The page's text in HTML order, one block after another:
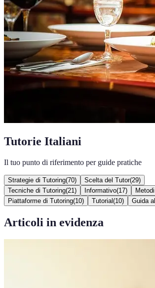
Tutorie Italiani
Il tuo punto di riferimento per guide pratiche
Strategie di Tutoring(70) Scelta del Tutor(29)
Tecniche di Tutoring(21 ) Informativo(17)
Piattaforme di Tutoring(10) Tutorial (10) Guida
Articoli in evidenza